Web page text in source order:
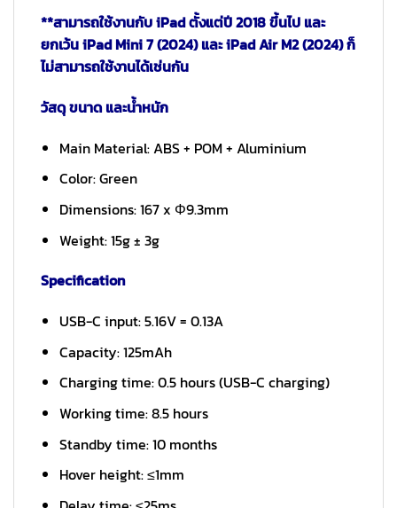
**สามารถใช้งานกับ iPad ตั้งแต่ปี 2018 ขึ้นไป และ
ยกเว้น iPad Mini 7 (2024) และ iPad Air M2 (2024) ก็
ไม่สามารถใช้งานได้เช่นกัน
วัสดุ ขนาด และน้ำหนัก
Main Material: ABS + POM + Aluminium
Color: Green
Dimensions: 167 x Φ9.3mm
Weight: 15g ± 3g
Specification
USB-C input: 5.16V = 0.13A
Capacity: 125mAh
Charging time: 0.5 hours (USB-C charging)
Working time: 8.5 hours
Standby time: 10 months
Hover height: ≤1mm